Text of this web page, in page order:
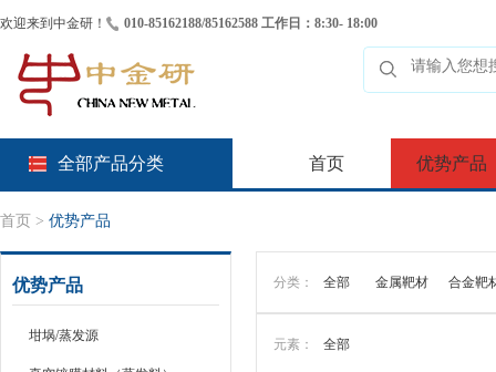
欢迎来到中金研！ 010-85162188/85162588 工作日：8:30- 18:00
全部产品分类 首页 优势产品
首页 > 优势产品
优势产品
坩埚/蒸发源
分类： 全部 金属靶材 合金靶
元素： 全部